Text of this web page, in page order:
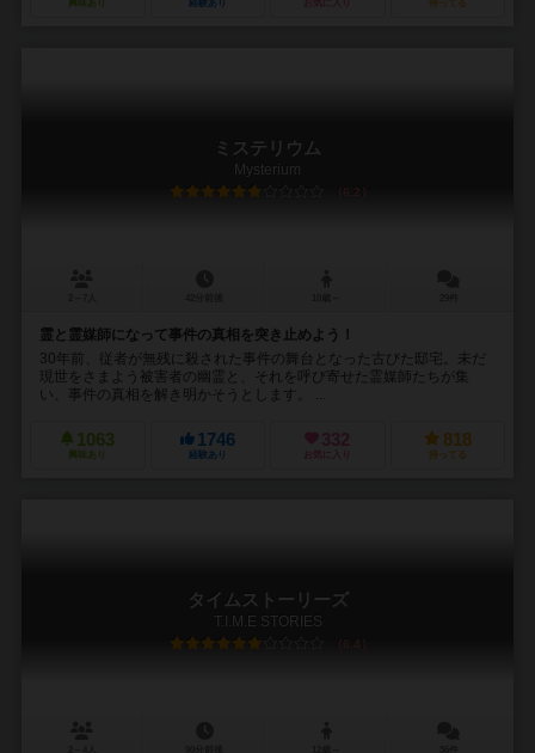
興味あり 経験あり お気に入り 持ってる
ミステリウム
Mysterium
6.2
霊と霊媒師になって事件の真相を突き止めよう！
30年前、従者が無残に殺された事件の舞台となった古びた邸宅。未だ
現世をさまよう被害者の幽霊と、それを呼び寄せた霊媒師たちが集
い、事件の真相を解き明かそうとします。 ...
1063
興味あり
1746
経験あり
332
お気に入り
818
持ってる
タイムストーリーズ
T.I.M.E STORIES
6.4